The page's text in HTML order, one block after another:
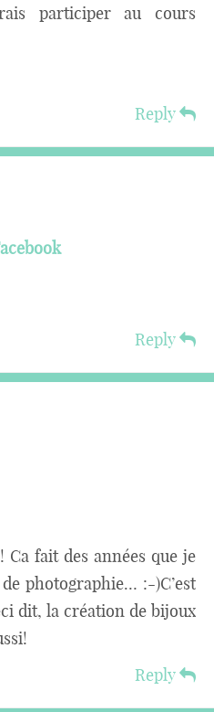
participer au cours
Reply
Reply
Ca fait des années que je
photographie… :-)C’est
dit, la création de bijoux
Reply